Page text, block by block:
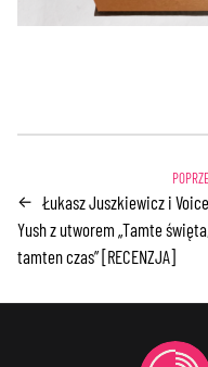
← Łukasz Juszkiewicz i
Yush z utworem „Tamte
tamten czas” [RECENZJA]